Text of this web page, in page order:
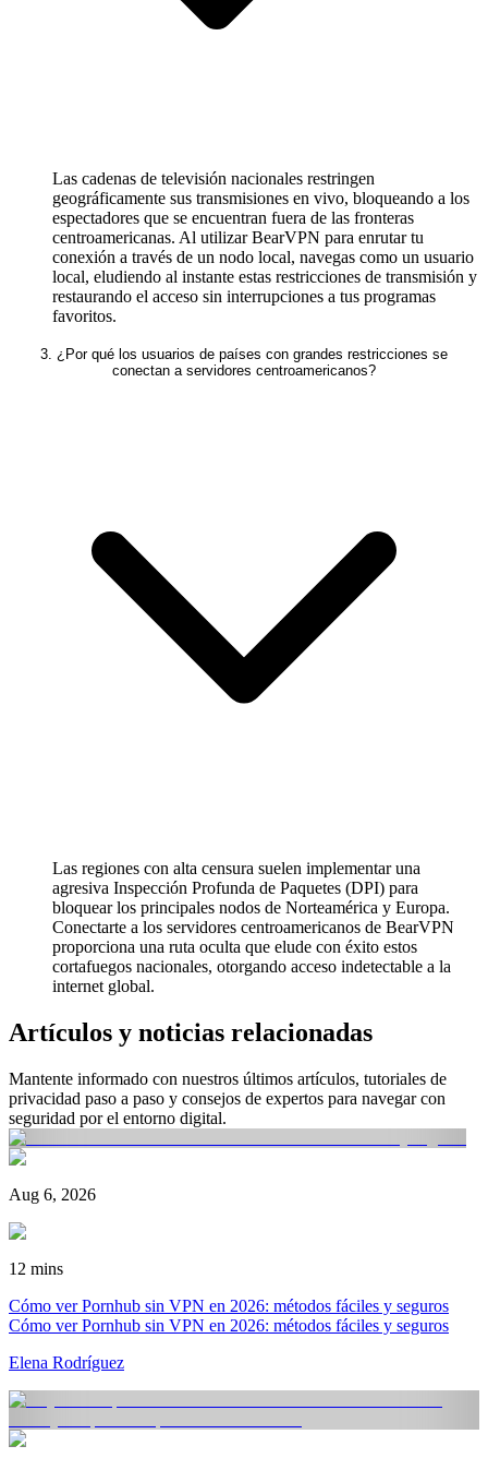
Las cadenas de televisión nacionales restringen
geográficamente sus transmisiones en vivo, bloqueando a los
espectadores que se encuentran fuera de las fronteras
centroamericanas. Al utilizar BearVPN para enrutar tu
conexión a través de un nodo local, navegas como un usuario
local, eludiendo al instante estas restricciones de transmisión y
restaurando el acceso sin interrupciones a tus programas
favoritos.
3. ¿Por qué los usuarios de países con grandes restricciones se
conectan a servidores centroamericanos?
Las regiones con alta censura suelen implementar una
agresiva Inspección Profunda de Paquetes (DPI) para
bloquear los principales nodos de Norteamérica y Europa.
Conectarte a los servidores centroamericanos de BearVPN
proporciona una ruta oculta que elude con éxito estos
cortafuegos nacionales, otorgando acceso indetectable a la
internet global.
Artículos y noticias relacionadas
Mantente informado con nuestros últimos artículos, tutoriales de
privacidad paso a paso y consejos de expertos para navegar con
seguridad por el entorno digital.
Aug 6, 2026
12 mins
Cómo ver Pornhub sin VPN en 2026: métodos fáciles y seguros
Cómo ver Pornhub sin VPN en 2026: métodos fáciles y seguros
Elena Rodríguez